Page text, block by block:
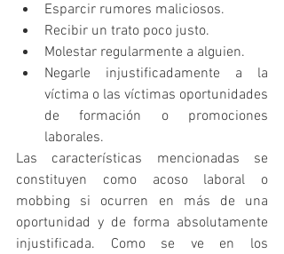
Esparcir rumores maliciosos.
Recibir un trato poco justo.
Molestar regularmente a alguien.
Negarle injustificadamente a la
víctima o las víctimas oportunidades
de formación o promociones
laborales.
Las características mencionadas se
constituyen como acoso laboral o
mobbing si ocurren en más de una
oportunidad y de forma absolutamente
injustificada. Como se ve en los